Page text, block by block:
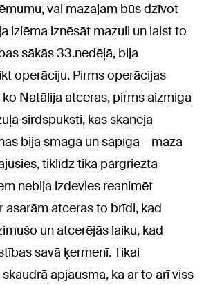
vai mazajam būs dzīvot
izlēma iznēsāt mazuli un laist to
sākās 33.nedēļā, bija
operāciju. Pirms operācijas
Natālija atceras, pirms aizmiga
sirdspuksti, kas skanēja
bija smaga un sāpīga – mazā
tiklīdz tika pārgriezta
nebija izdevies reanimēt
asarām atceras to brīdi, kad
un atcerējās laiku, kad
savā ķermenī. Tikai
apjausma, ka ar to arī viss